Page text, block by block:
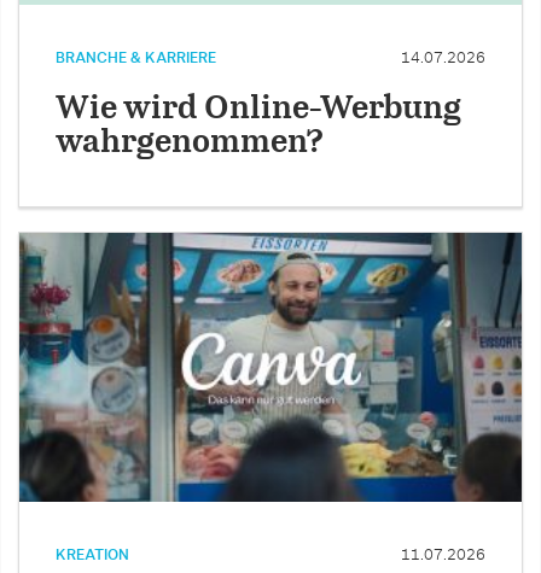
BRANCHE & KARRIERE 14.07.2026
Wie wird Online-Werbung
wahrgenommen?
KREATION 11.07.2026